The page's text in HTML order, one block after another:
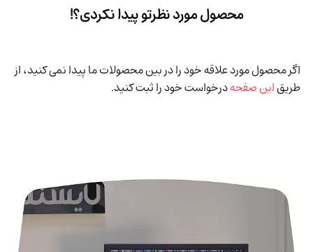
محصول مورد نظرتو پیدا نکردی؟!
اگر محصول مورد علاقه خود را در بین محصولات ما پیدا نمی کنید، از
طریقاین صفحهدرخواست خود را ثبت کنید.